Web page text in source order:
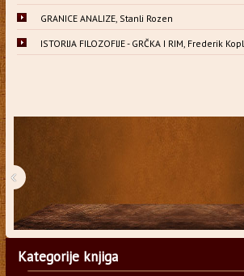
GRANICE ANALIZE, Stanli Rozen
ISTORIJA FILOZOFIJE - GRČKA I RIM, Frederik
‹
Kategorije knjiga